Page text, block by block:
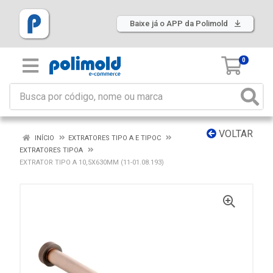
Baixe já o APP da Polimold
0
VOLTAR
INÍCIO
EXTRATORES TIPO A E TIPOC
EXTRATORES TIPOA
EXTRATOR TIPO A 10,5X630MM (11-01.08.193)